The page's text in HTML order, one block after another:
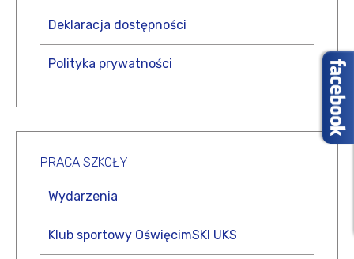
Deklaracja dostępności
Polityka prywatności
PRACA SZKOŁY
Wydarzenia
Klub sportowy OświęcimSKI UKS